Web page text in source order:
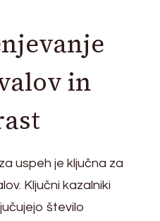
in
uspeh je ključna za
Ključni kazalniki
število